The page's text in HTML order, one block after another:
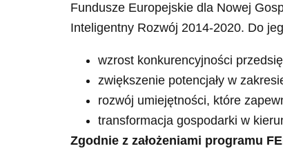
Fundusze Europejskie dla Nowej
Inteligentny Rozwój 2014-2020. Do
wzrost konkurencyjności
zwiększenie potencjały w
rozwój umiejętności, które
transformacja gospodarki w
Zgodnie z założeniami programu